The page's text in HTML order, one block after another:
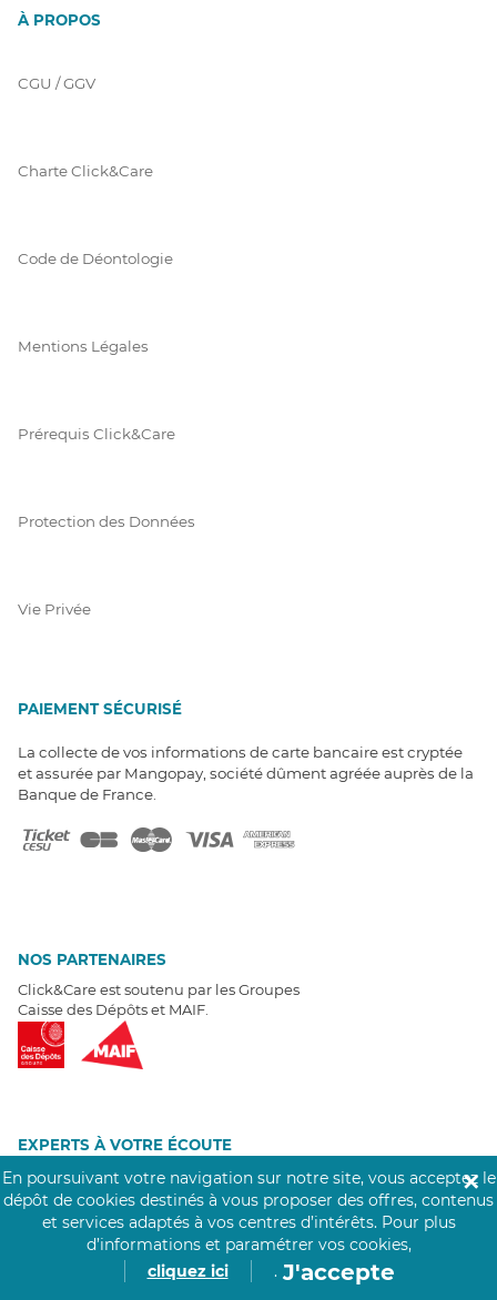
À PROPOS
CGU / GGV
Charte Click&Care
Code de Déontologie
Mentions Légales
Prérequis Click&Care
Protection des Données
Vie Privée
PAIEMENT SÉCURISÉ
La collecte de vos informations de carte bancaire est cryptée
et assurée par Mangopay, société dûment agréée auprès de la
Banque de France.
NOS PARTENAIRES
Click&Care est soutenu par les Groupes
Caisse des Dépôts et MAIF.
EXPERTS À VOTRE ÉCOUTE
Un besoin de recrutement ? Click&Care vous accompagne par
téléphone 7/7.
Être rappelé aujourd'hui
MOIGNAGES CLIENTS
En poursuivant votre navigation sur notre site, vous acceptez le
dépôt de cookies destinés à vous proposer des offres, contenus
et services adaptés à vos centres d’intérêts. Pour plus
d’informations et paramétrer vos cookies,
cliquez ici
. J'accepte
✕